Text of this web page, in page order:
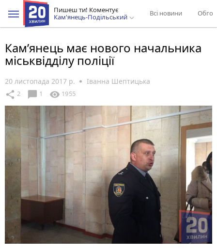
Пишеш ти! Коментує
Кам'янець-Подільський
Всі новини
Кам’янець має нового начальника
міськвідділу поліції
20 листопада 2017 р. Іванна Шептицька
share 2 chat_bubble 1 visibility 1955